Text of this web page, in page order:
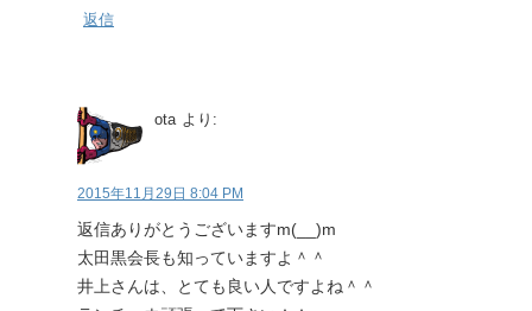
返信
ota より:
2015年11月29日 8:04 PM
返信ありがとうございますm(__)m
太田黒会長も知っていますよ＾＾
井上さんは、とても良い人ですよね＾＾